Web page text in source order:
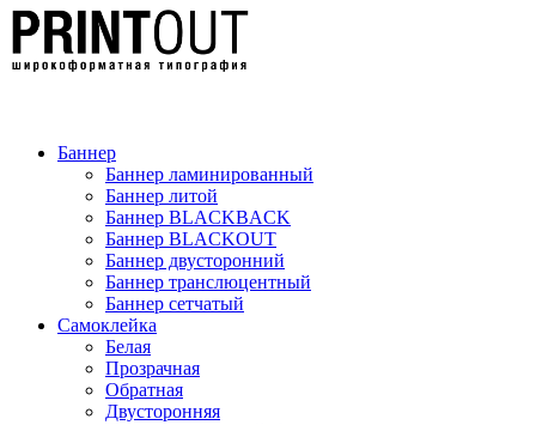
Баннер
Баннер ламинированный
Баннер литой
Баннер BLACKBACK
Баннер BLACKOUT
Баннер двусторонний
Баннер транслюцентный
Баннер сетчатый
Самоклейка
Белая
Прозрачная
Обратная
Двусторонняя